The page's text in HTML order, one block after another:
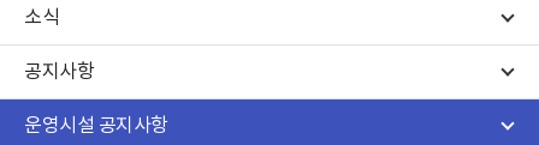
소식
공지사항
운영시설 공지사항